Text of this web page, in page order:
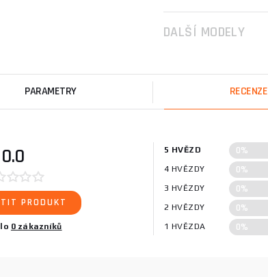
DALŠÍ MODELY
PARAMETRY RECENZE
0.0
PRODUKT
0 zákazníků
5 HVĚZD 0%
4 HVĚZDY 0%
3 HVĚZDY 0%
2 HVĚZDY 0%
1 HVĚZDA 0%